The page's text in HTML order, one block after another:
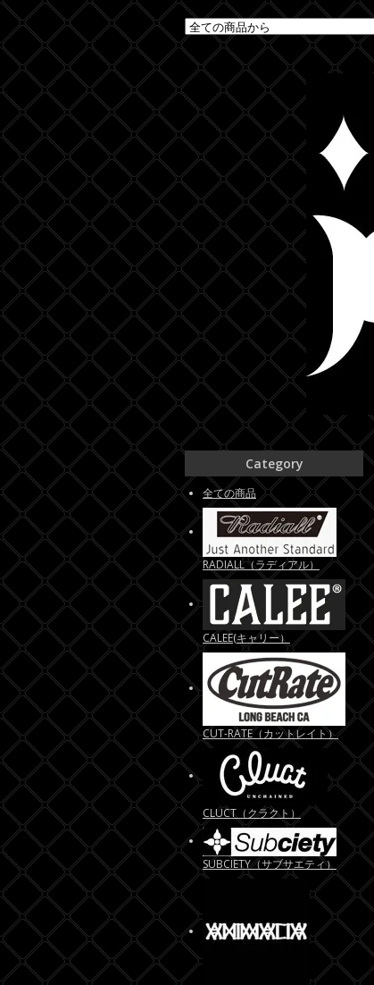
Category
全ての商品
RADIALL（ラディアル）
CALEE(キャリー）
CUT-RATE（カットレイト）
CLUCT（クラクト）
SUBCIETY（サブサエティ）